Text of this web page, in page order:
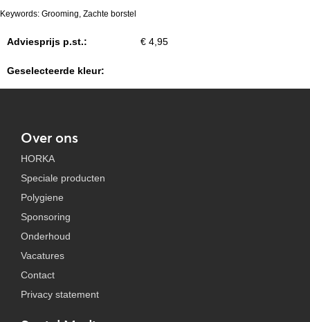
Keywords: Grooming, Zachte borstel
Adviesprijs p.st.: € 4,95
Geselecteerde kleur:
Over ons
HORKA
Speciale producten
Polygiene
Sponsoring
Onderhoud
Vacatures
Contact
Privacy statement